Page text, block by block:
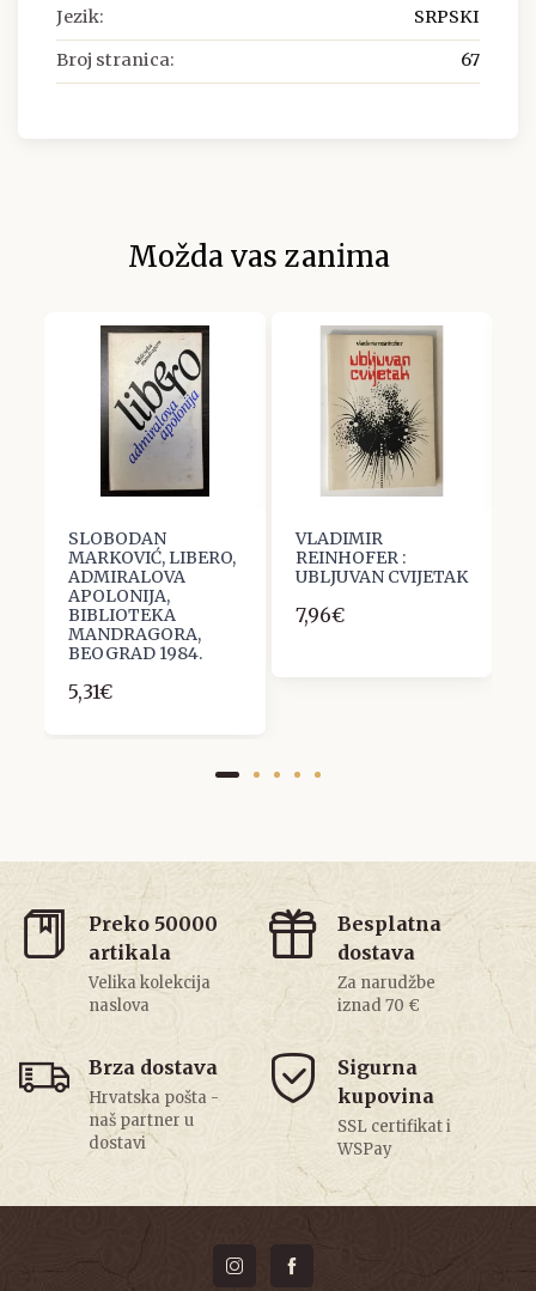
Jezik: SRPSKI
Broj stranica: 67
Možda vas zanima
SLOBODAN
MARKOVIĆ, LIBERO,
ADMIRALOVA
APOLONIJA,
BIBLIOTEKA
MANDRAGORA,
BEOGRAD 1984.
5,31€
VLADIMIR
REINHOFER :
UBLJUVAN CVIJETAK
7,96€
Preko 50000
artikala
Velika kolekcija
naslova
Besplatna
dostava
Za narudžbe
iznad 70 €
Brza dostava
Hrvatska pošta -
naš partner u
dostavi
Sigurna
kupovina
SSL certifikat i
WSPay